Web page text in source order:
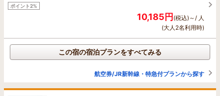
ポイント2%
10,185円(税込)～/ 人
(大人2名利用時)
この宿の宿泊プランをすべてみる
航空券/JR新幹線・特急付プランから探す